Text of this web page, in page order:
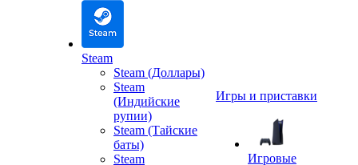
Steam
Steam (Доллары)
Steam
(Индийские
рупии)
Steam (Тайские
баты)
Steam
Игры и приставки
Игровые